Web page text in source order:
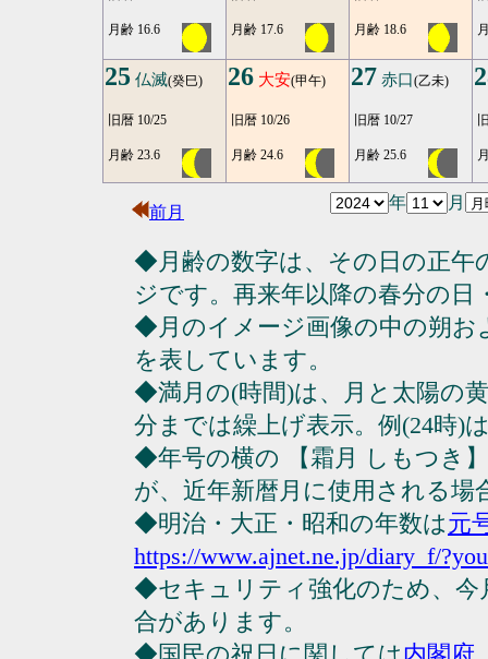
月齢 16.6 月齢 17.6 月齢 18.6
25 仏滅(癸巳)
旧暦 10/25
月齢 23.6
26 大安(甲午)
旧暦 10/26
月齢 24.6
27 赤口(乙未)
旧暦 10/27
月齢 25.6
前月
年 月
◆月齢の数字は、その日の正午
ジです。再来年以降の春分の日
◆月のイメージ画像の中の朔
を表しています。
◆満月の(時間)は、月と太陽の
分までは繰上げ表示。例(24時)
◆年号の横の 【霜月 しもつき
が、近年新暦月に使用される場
◆明治・大正・昭和の年数は元
https://www.ajnet.ne.jp/diary_f/
◆セキュリティ強化のため、今
合があります。